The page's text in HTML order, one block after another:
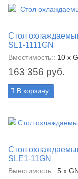
Стол
SL1-1111GN
Вместимость:: 10 x
163 356 руб.
В корзину
Стол
SLE1-11GN
Вместимость:: 5 x